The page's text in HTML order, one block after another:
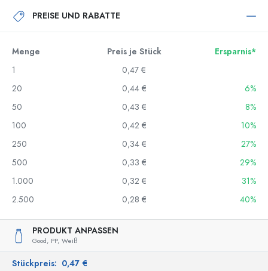
PREISE UND RABATTE
Menge Preis je Stück
Ersparnis*
1
0,47 €
20
0,44 €
6%
50
0,43 €
8%
100
0,42 €
10%
250
0,34 €
27%
500
0,33 €
29%
1.000
0,32 €
31%
2.500
0,28 € 40%
PRODUKT ANPASSEN
Good, PP, Weiß
Stückpreis: 0,47 €